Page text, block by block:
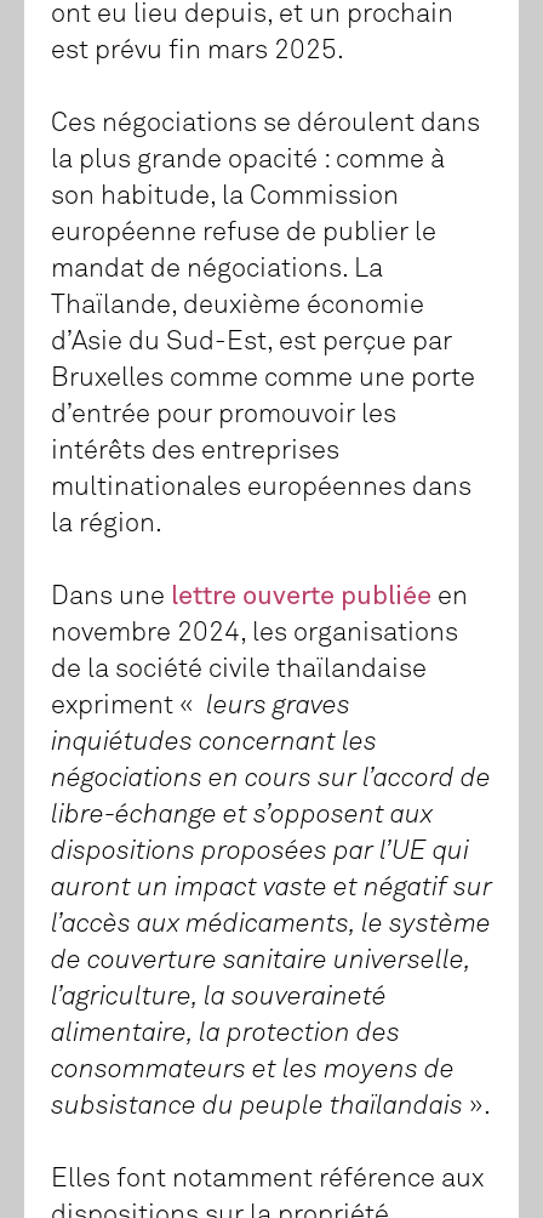
ont eu lieu depuis, et un prochain
est prévu fin mars 2025.
Ces négociations se déroulent dans
la plus grande opacité : comme à
son habitude, la Commission
européenne refuse de publier le
mandat de négociations. La
Thaïlande, deuxième économie
d’Asie du Sud-Est, est perçue par
Bruxelles comme comme une porte
d’entrée pour promouvoir les
intérêts des entreprises
multinationales européennes dans
la région.
Dans une lettre ouverte publiée en
novembre 2024, les organisations
de la société civile thaïlandaise
expriment « leurs graves
inquiétudes concernant les
négociations en cours sur l’accord de
libre-échange et s’opposent aux
dispositions proposées par l’UE qui
auront un impact vaste et négatif sur
l’accès aux médicaments, le système
de couverture sanitaire universelle,
l’agriculture, la souveraineté
alimentaire, la protection des
consommateurs et les moyens de
subsistance du peuple thaïlandais ».
Elles font notamment référence aux